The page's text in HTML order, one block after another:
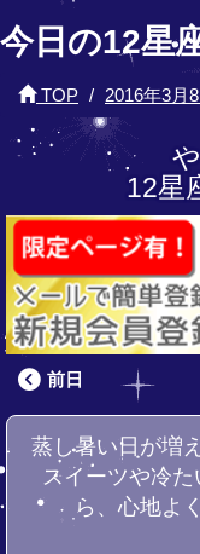
今日の12星
TOP 2016年3月
12星
前日
蒸し暑い日が増
スイーツや冷
ら、心地よ